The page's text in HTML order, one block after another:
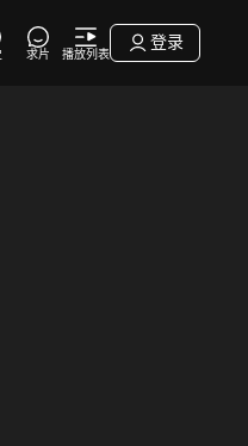
求片 播放列表
登录